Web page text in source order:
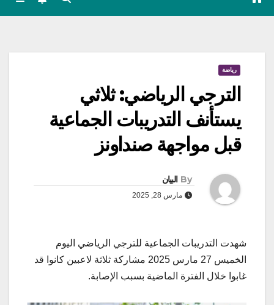
رياضة
الترجي الرياضي: ثلاثي
يستأنف التدريبات الجماعية
قبل مواجهة صنداونز
By البيان
مارس 28, 2025
شهدت التدريبات الجماعية للترجي الرياضي اليوم
الخميس 27 مارس 2025 مشاركة ثلاثة لاعبين كانوا قد
غابوا خلال الفترة الماضية بسبب الإصابة.